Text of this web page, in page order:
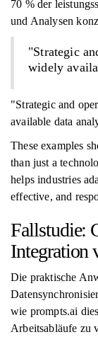
70 % der
und Analysen
"Strategic
widely
"Strategic and
available data
These examples
than just a
helps industries
effective, and
Fallstudie:
Integration
Die praktische
wie prompts.ai
Arbeitsabläufe zu